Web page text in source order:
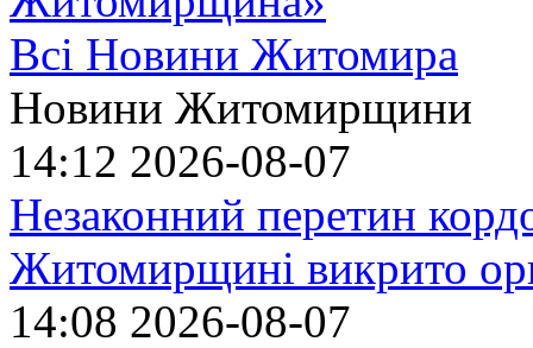
Всі Новини Житомира
Новини Житомирщини
14:12 2026-08-07
Незаконний перетин
Житомирщині викрито
14:08 2026-08-07